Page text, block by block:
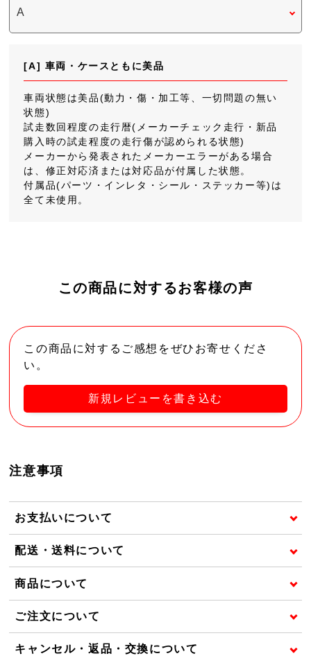
[A] 車両・ケースともに美品
車両状態は美品(動力・傷・加工等、一切問題の無い
状態)
試走数回程度の走行暦(メーカーチェック走行・新品
購入時の試走程度の走行傷が認められる状態)
メーカーから発表されたメーカーエラーがある場合
は、修正対応済または対応品が付属した状態。
付属品(パーツ・インレタ・シール・ステッカー等)は
全て未使用。
この商品に対するお客様の声
この商品に対するご感想をぜひお寄せくださ
い。
新規レビューを書き込む
注意事項
お支払いについて
配送・送料について
商品について
ご注文について
キャンセル・返品・交換について